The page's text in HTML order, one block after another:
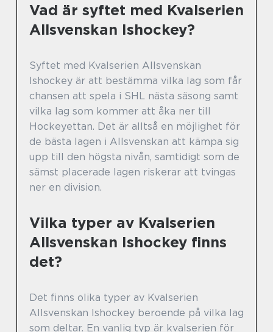
Vad är syftet med Kvalserien
Allsvenskan Ishockey?
Syftet med Kvalserien Allsvenskan
Ishockey är att bestämma vilka lag som får
chansen att spela i SHL nästa säsong samt
vilka lag som kommer att åka ner till
Hockeyettan. Det är alltså en möjlighet för
de bästa lagen i Allsvenskan att kämpa sig
upp till den högsta nivån, samtidigt som de
sämst placerade lagen riskerar att tvingas
ner en division.
Vilka typer av Kvalserien
Allsvenskan Ishockey finns
det?
Det finns olika typer av Kvalserien
Allsvenskan Ishockey beroende på vilka lag
som deltar. En vanlig typ är kvalserien för